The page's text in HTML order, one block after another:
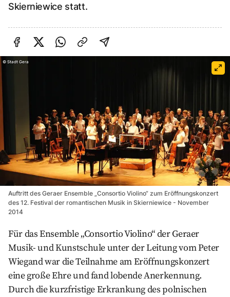
Skierniewice statt.
Auf Facebook teilen
Auf Twitter teilen
Per Link teilen
shareViaEmail
© Stadt Gera
Auftritt des Geraer Ensemble „Consortio Violino“ zum Eröffnungskonzert
des 12. Festival der romantischen Musik in Skierniewice - November
2014
Für das Ensemble „Consortio Violino“ der Geraer
Musik- und Kunstschule unter der Leitung vom Peter
Wiegand war die Teilnahme am Eröffnungskonzert
eine große Ehre und fand lobende Anerkennung.
Durch die kurzfristige Erkrankung des polnischen